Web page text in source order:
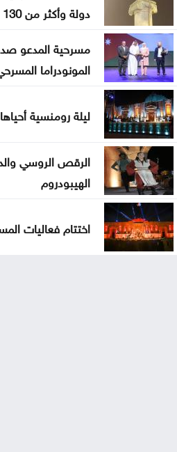
دولة وأكثر من 130 ألف زائر
مسرحية المدعو
المونودراما
ليلة رومنسية
الرقص الروسي
الهيبودروم
اختتام فعاليات